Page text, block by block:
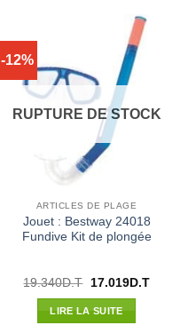
-12%
RUPTURE DE STOCK
ARTICLES DE PLAGE
Jouet : Bestway 24018
Fundive Kit de plongée
19.340D.T
Le
initial
était :
17.019D.TLe
LIRE LA SUITE